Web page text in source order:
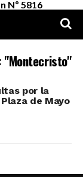
Nº 5816
"Montecristo"
por la
de Mayo